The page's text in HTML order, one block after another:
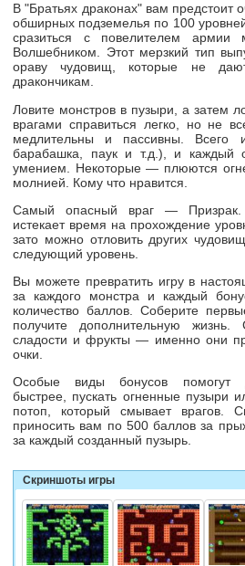
В "Братьях драконах" вам предстоит
обширных подземелья по 100
сразиться с повелителем
Волшебником. Этот мерзкий тип
ораву чудовищ, которые не
дракончикам.
Ловите монстров в пузыри, а затем
врагами справиться легко, но не
медлительны и пассивны. Всего
барабашка, паук и т.д.), и каждый
умением. Некоторые — плюются
молнией. Кому что нравится.
Самый опасный враг — Призрак.
истекает время на прохождение
зато можно отловить других
следующий уровень.
Вы можете превратить игру в
за каждого монстра и каждый
количество баллов. Соберите
получите дополнительную жизнь.
сладости и фрукты — именно они
очки.
Особые виды бонусов помогут
быстрее, пускать огненные пузыри
потоп, который смывает врагов.
приносить вам по 500 баллов за
за каждый созданный пузырь.
Скриншоты игры